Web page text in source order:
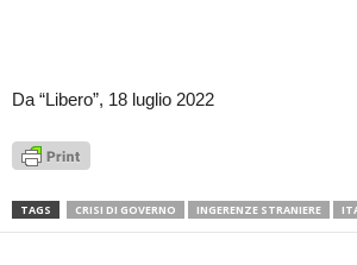
Da “Libero”, 18 luglio 2022
TAGS CRISI DI GOVERNO INGERENZE STRANIERE